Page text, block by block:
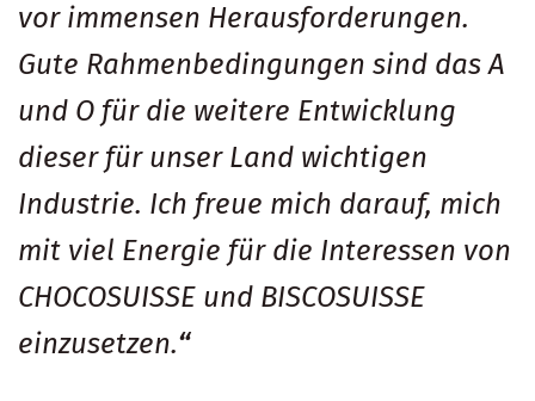
vor immensen Herausforderungen.
Gute Rahmenbedingungen sind das A
und O für die weitere Entwicklung
dieser für unser Land wichtigen
Industrie. Ich freue mich darauf, mich
mit viel Energie für die Interessen von
CHOCOSUISSE und BISCOSUISSE
einzusetzen.“